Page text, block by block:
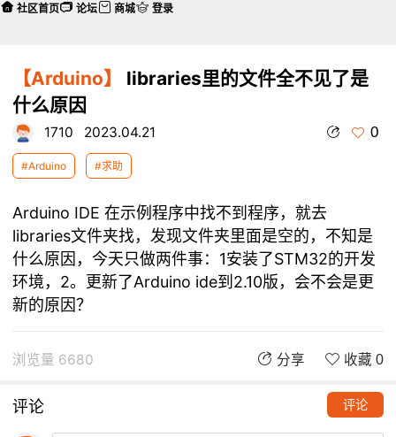
【Arduino】
libraries里的文件全不见了是
什么原因
1710 2023.04.21 0
#Arduino #求助
Arduino IDE 在示例程序中找不到程序，就去
libraries文件夹找，发现文件夹里面是空的，不知是
什么原因，今天只做两件事：1安装了STM32的开发
环境，2。更新了Arduino ide到2.10版，会不会是更
新的原因？
浏览量 6680 分享 收藏 0
评论 评论
社区首页 论坛 商城 登录